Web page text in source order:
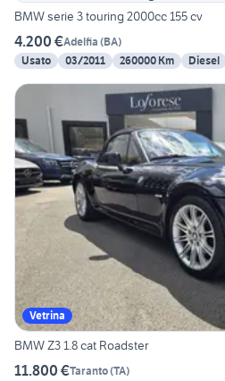
BMW serie 3 touring 2000cc 155 cv
4.200 €Adelfia (BA)
Usato
03/2011 260000 Km Diesel
Vetrina
BMW Z3 1.8 cat Roadster
11.800 €Taranto(TA)